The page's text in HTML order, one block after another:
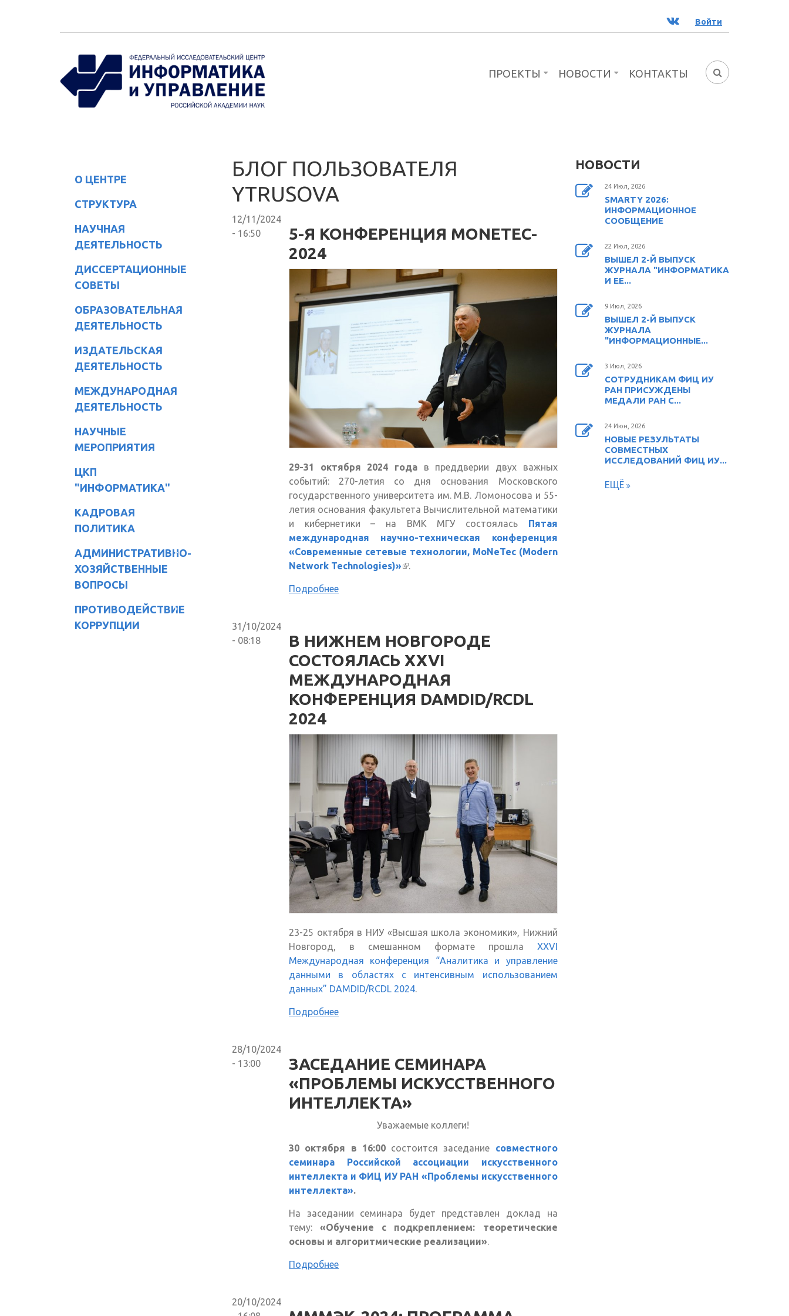
ВК Войти
ФОРМА
ПРОЕКТЫ НОВОСТИ КОНТАКТЫ
О ЦЕНТРЕ
СТРУКТУРА
НАУЧНАЯ
ДЕЯТЕЛЬНОСТЬ
ДИССЕРТАЦИОННЫЕ
СОВЕТЫ
ОБРАЗОВАТЕЛЬНАЯ
ДЕЯТЕЛЬНОСТЬ
ИЗДАТЕЛЬСКАЯ
ДЕЯТЕЛЬНОСТЬ
МЕЖДУНАРОДНАЯ
ДЕЯТЕЛЬНОСТЬ
НАУЧНЫЕ
МЕРОПРИЯТИЯ
ЦКП
"ИНФОРМАТИКА"
КАДРОВАЯ
ПОЛИТИКА
АДМИНИСТРАТИВНО-
ХОЗЯЙСТВЕННЫЕ
ВОПРОСЫ
ПРОТИВОДЕЙСТВИЕ
КОРРУПЦИИ
БЛОГ ПОЛЬЗОВАТЕЛЯ
YTRUSOVA
12/11/2024
- 16:50
5-Я КОНФЕРЕНЦИЯ MONETEC-
2024
29-31 октября 2024 годав преддверии двух важных
событий: 270-летия со дня основания Московского
государственного университета им. М.В. Ломоносова и 55-
летия основания факультета Вычислительной математики
и кибернетики – на ВМК МГУ состоялась Пятая
международная научно-техническая конференция
«Современные сетевые технологии, MoNeTec (Modern
Network Technologies)»(внешняя ссылка)
.
Подробнее
31/10/2024
- 08:18
В НИЖНЕМ НОВГОРОДЕ
СОСТОЯЛАСЬ XXVI
МЕЖДУНАРОДНАЯ
КОНФЕРЕНЦИЯ DAMDID/RCDL
2024
23-25 октября в НИУ «Высшая школа экономики», Нижний
Новгород, в смешанном формате прошла XXVI
Международная конференция “Аналитика и управление
данными в областях с интенсивным использованием
данных” DAMDID/RCDL 2024.
Подробнее
28/10/2024
- 13:00
ЗАСЕДАНИЕ СЕМИНАРА
«ПРОБЛЕМЫ ИСКУССТВЕННОГО
ИНТЕЛЛЕКТА»
Уважаемые коллеги!
30 октября в 16:00состоится заседание совместного
семинара Российской ассоциации искусственного
интеллекта и ФИЦ ИУ РАН «Проблемы искусственного
интеллекта».
На заседании семинара будет представлен доклад на
тему:«Обучение с подкреплением: теоретические
основы и алгоритмические реализации».
Подробнее
20/10/2024
НОВОСТИ
24 Июл, 2026
SMARTY 2026:
ИНФОРМАЦИОННОЕ
СООБЩЕНИЕ
22 Июл, 2026
ВЫШЕЛ 2-Й ВЫПУСК
ЖУРНАЛА "ИНФОРМАТИКА
И ЕЕ...
9 Июл, 2026
ВЫШЕЛ 2-Й ВЫПУСК
ЖУРНАЛА
"ИНФОРМАЦИОННЫЕ...
3 Июл, 2026
СОТРУДНИКАМ ФИЦ ИУ
РАН ПРИСУЖДЕНЫ
МЕДАЛИ РАН С...
24 Июн, 2026
НОВЫЕ РЕЗУЛЬТАТЫ
СОВМЕСТНЫХ
ИССЛЕДОВАНИЙ ФИЦ ИУ...
ЕЩЁ